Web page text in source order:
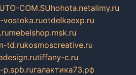
COM.SUhohota.netalimy.ru
vostoka.ruotdelkaexp.ru
mebelshop.msk.ru
td.rukosmoscreative.ru
tiffany-c.ru
p.spb.ruгалактика73.рф